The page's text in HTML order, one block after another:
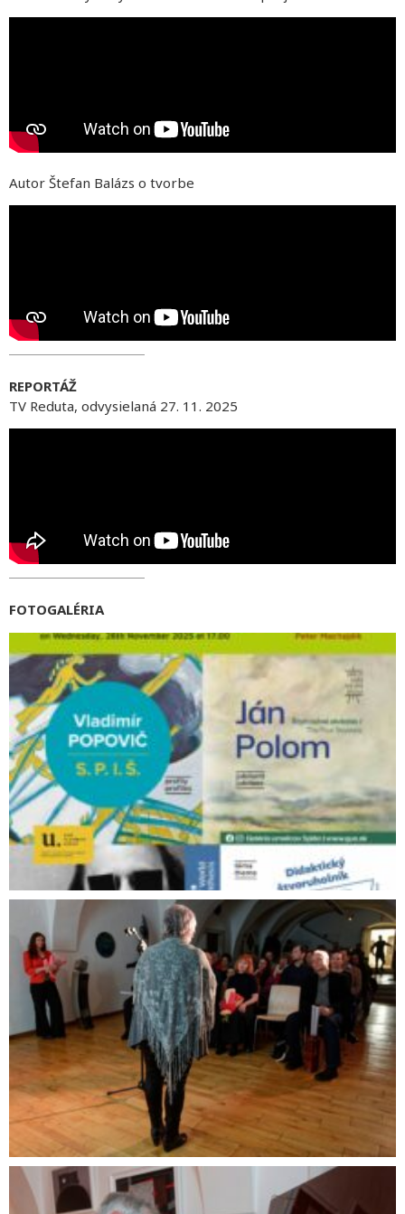
Autor Štefan Balázs o tvorbe
REPORTÁŽ
TV Reduta, odvysielaná 27. 11. 2025
FOTOGALÉRIA